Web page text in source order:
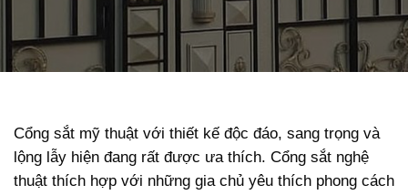
Cổng sắt mỹ thuật với thiết kế độc đáo, sang trọng và
lộng lẫy hiện đang rất được ưa thích. Cổng sắt nghệ
thuật thích hợp với những gia chủ yêu thích phong cách